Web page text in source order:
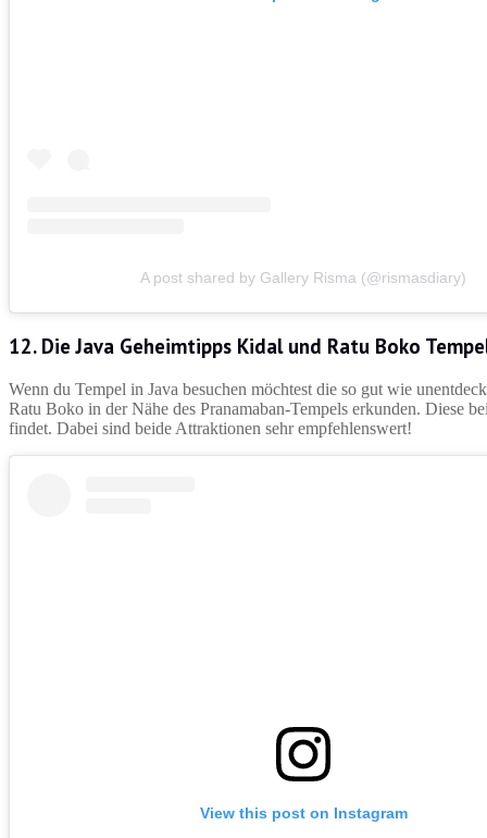
A post shared by Gallery Risma (@rismasdiary)
12. Die Java Geheimtipps Kidal und Ratu Boko
Wenn du Tempel in Java besuchen möchtest die so gut wie
Ratu Boko in der Nähe des Pranamaban-Tempels erkunden. Diese
findet. Dabei sind beide Attraktionen sehr empfehlenswert!
View this post on Instagram